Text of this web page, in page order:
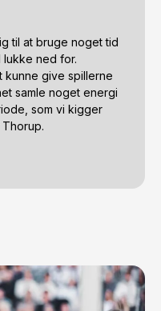
til at bruge noget tid
lukke ned for.
give spillerne
samle noget energi
som vi kigger